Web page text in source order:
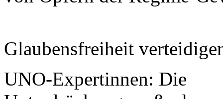
Glaubensfreiheit
UNO-Expertinnen: Die